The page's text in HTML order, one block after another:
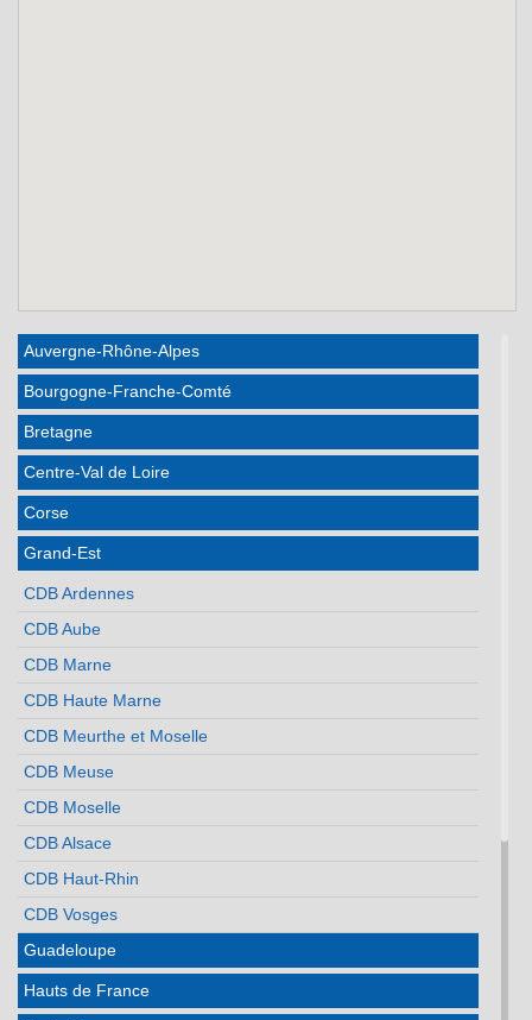
Auvergne-Rhône-Alpes
Bourgogne-Franche-Comté
Bretagne
Centre-Val de Loire
Corse
Grand-Est
CDB Ardennes
CDB Aube
CDB Marne
CDB Haute Marne
CDB Meurthe et Moselle
CDB Meuse
CDB Moselle
CDB Alsace
CDB Haut-Rhin
CDB Vosges
Guadeloupe
Hauts de France